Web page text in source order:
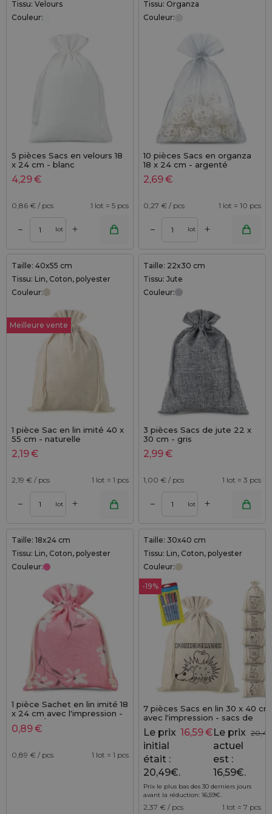
Tissu: Velours
Couleur:
5 pièces Sacs en velours 18
x 24 cm - blanc
4,29€
0,86 € / pcs 1 lot = 5 pcs
– lot +
Tissu: Organza
Couleur:
10 pièces Sacs en organza
18 x 24 cm - argenté
2,69€
0,27 € / pcs 1 lot = 10 pcs
– lot +
Taille: 40x55 cm
Tissu: Lin, Coton, polyester
Couleur:
Meilleure vente
1 pièce Sac en lin imité 40 x
55 cm - naturelle
2,19€
2,19 € / pcs 1 lot = 1 pcs
– lot +
Taille: 22x30 cm
Tissu: Jute
Couleur:
3 pièces Sacs de jute 22 x
30 cm - gris
2,99€
1,00 € / pcs 1 lot = 3 pcs
– lot +
Taille: 18x24 cm
Tissu: Lin, Coton, polyester
Couleur:
1 pièce Sachet en lin imité 18
x 24 cm avec l'impression -
naturel / fleurs roses
0,89€
0,89 € / pcs 1 lot = 1 pcs
Taille: 30x40 cm
Tissu: Lin, Coton, polyester
Couleur:
-19%
7 pièces Sacs en lin 30 x 40 cm
avec l'impression - sacs de
coloriage avec feutres
20,49
Le prix
initial
était :
20,49€.
16,59€ Le prix
actuel
est :
16,59€.
Prix le plus bas des 30 derniers jours
avant la réduction:16,59€.
2,37 € / pcs 1 lot = 7 pcs